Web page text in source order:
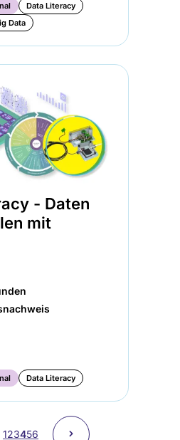
Data Literacy
Data
- Daten
mit
Data Literacy
Page
1Page
2Page
3Aktuelle
4Page
5Page
6 Nächste
˃